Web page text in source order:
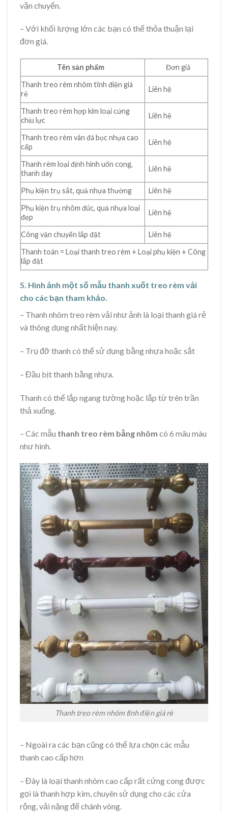
vận chuyển.
– Với khối lượng lớn các bạn có thể thỏa thuận lại
đơn giá.
Tên sản phẩm
Đơn giá
Thanh treo rèm nhôm tĩnh điện giá
rẻ
Liên hệ
Thanh treo rèm hợp kim loại cứng
chịu lực
Liên hệ
Thanh treo rèm vân đá bọc nhựa cao
cấp
Liên hệ
Thanh rèm loại định hình uốn cong,
thanh day
Liên hệ
Phụ kiện trụ sắt, quả nhựa thường
Liên hệ
Phụ kiện trụ nhôm đúc, quả nhựa loại
đẹp
Liên hệ
Công vận chuyển lắp đặt
Liên hệ
Thanh toán = Loại thanh treo rèm + Loại phụ kiện + Công
lắp đặt
5. Hình ảnh một số mẫu thanh xuốt treo rèm vải
cho các bạn tham khảo.
– Thanh nhôm treo rèm vải như ảnh là loại thanh giá rẻ
và thông dụng nhất hiện nay.
– Trụ đỡ thanh có thể sử dụng bằng nhựa hoặc sắt
– Đầu bịt thanh bằng nhựa.
Thanh có thể lắp ngang tường hoặc lắp từ trên trần
thả xuống.
– Các mẫu thanh treo rèm bằng nhôm có 6 mãu màu
như hình.
Thanh treo rèm nhôm tĩnh điện giá rẻ
– Ngoài ra các bạn cũng có thể lựa chọn các mẫu
thanh cao cấp hơn
– Đây là loại thanh nhôm cao cấp rất cứng cong được
gọi là thanh hợp kim, chuyên sử dụng cho các cửa
rộng, vải nặng để chánh võng.